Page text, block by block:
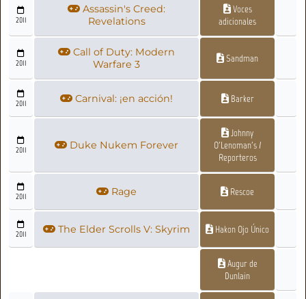
2011
Assassin's Creed:
Revelations
Voces
adicionales
2011
Call of Duty: Modern
Warfare 3
Sandman
2011 Carnival: ¡en acción! Barker
2011 Duke Nukem Forever
Johnny
O'Lenoman's /
Reporteros
2011 Rage Rescoe
2011 The Elder Scrolls V: Skyrim Hakon Ojo Único
Augur de
Dunlain